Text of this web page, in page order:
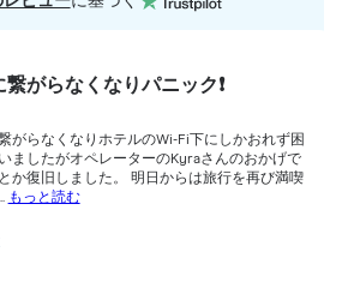
繋がらなくなりパニック❗️
がらなくなりホテルのWi-Fi下にしかおれず困
ましたがオペレーターのKyraさんのおかげで
か復旧しました。 明日からは旅行を再び満喫
もっと読む